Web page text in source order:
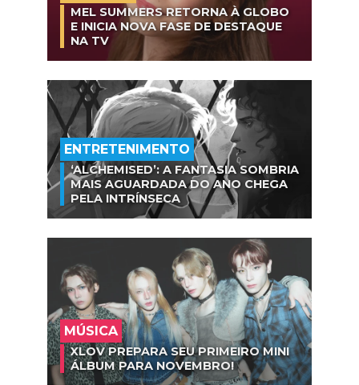
MEL SUMMERS RETORNA À GLOBO
E INICIA NOVA FASE DE DESTAQUE
NA TV
ENTRETENIMENTO
‘ALCHEMISED’: A FANTASIA SOMBRIA
MAIS AGUARDADA DO ANO CHEGA
PELA INTRÍNSECA
MÚSICA
XLOV PREPARA SEU PRIMEIRO MINI
ÁLBUM PARA NOVEMBRO!